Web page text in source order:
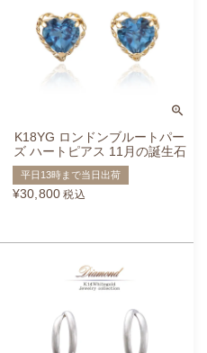
K18YG ロンドンブルートパー
ズ ハートピアス 11月の誕生石
平日13時まで当日出荷
¥30,800 税込